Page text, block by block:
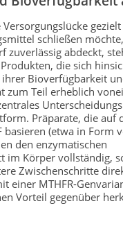
schließen
zuverlässig abdeckt,
die sich
ihrer Bioverfügbarkeit
zum Teil erheblich
Präparate, die auf
basieren (etwa in Form
den enzymatischen
im Körper vollständig,
Zwischenschritte
einer MTHFR-
Vorteil gegenüber